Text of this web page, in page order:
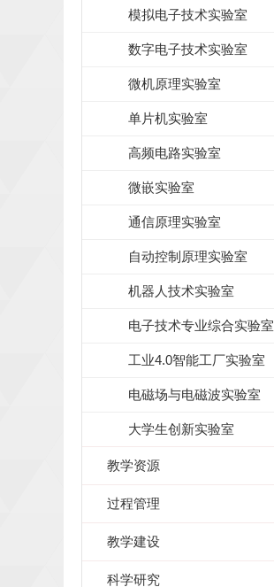
模拟电子技术实验室
数字电子技术实验室
微机原理实验室
单片机实验室
高频电路实验室
微嵌实验室
通信原理实验室
自动控制原理实验室
机器人技术实验室
电子技术专业综合实验室
工业4.0智能工厂实验室
电磁场与电磁波实验室
大学生创新实验室
教学资源
过程管理
教学建设
科学研究